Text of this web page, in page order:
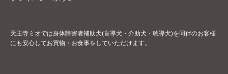
天王寺ミオでは身体障害者補助犬(盲導犬・介助犬・聴導犬)を同伴のお客様
にも安心してお買物・お食事をしていただけます。